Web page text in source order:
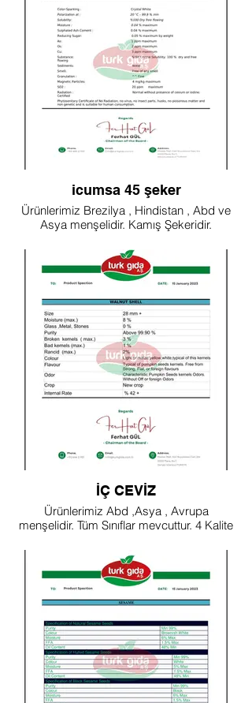
icumsa 45 şeker
Ürünlerimiz Brezilya , Hindistan , Abd ve
Asya menşelidir. Kamış Şekeridir.
İÇ CEVİZ
Ürünlerimiz Abd ,Asya , Avrupa
menşelidir. Tüm Sınıflar mevcuttur. 4 Kalite
Değişmektedir.